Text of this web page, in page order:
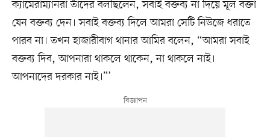
ক্যামেরাম্যানরা তাঁদের বলছিলেন, সবাই বক্তব্য না দিয়ে মূল বক্তা
যেন বক্তব্য দেন। সবাই বক্তব্য দিলে আমরা সেটি নিউজে ধরাতে
পারব না। তখন হাজারীবাগ থানার আমির বলেন, “আমরা সবাই
বক্তব্য দিব, আপনারা থাকলে থাকেন, না থাকলে নাই।
আপনাদের দরকার নাই।”’